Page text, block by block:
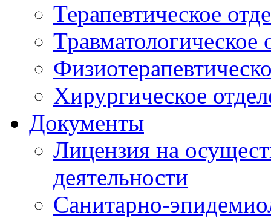
Терапевтическое
Травматологическое
Хирургическое
Документы
Лицензия на
деятельности
Санитарно-